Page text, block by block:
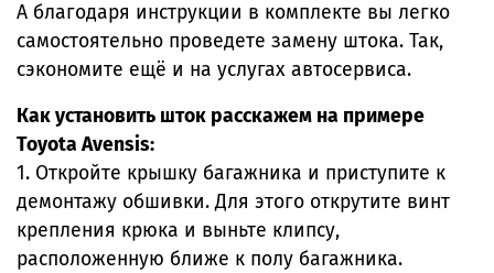
А благодаря инструкции в комплекте вы легко
самостоятельно проведете замену штока. Так,
сэкономите ещё и на услугах автосервиса.
Как установить шток расскажем на примере
Toyota Avensis:
1. Откройте крышку багажника и приступите к
демонтажу обшивки. Для этого открутите винт
крепления крюка и выньте клипсу,
расположенную ближе к полу багажника.